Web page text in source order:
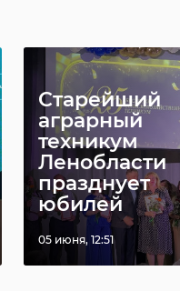
Старейший
аграрный
техникум
Ленобласти
празднует
юбилей
05 июня, 12:51